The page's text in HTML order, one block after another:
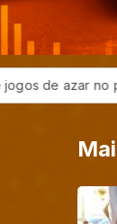
no país Pix